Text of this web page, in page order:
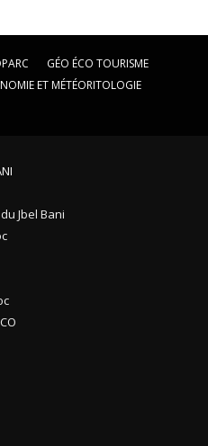
GÉO ÉCO TOURISME
ET MÉTÉORITOLOGIE
Jbel Bani